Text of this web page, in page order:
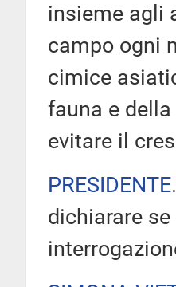
insieme agli
campo ogni
cimice
fauna e
evitare il
PRESIDENTE
dichiarare